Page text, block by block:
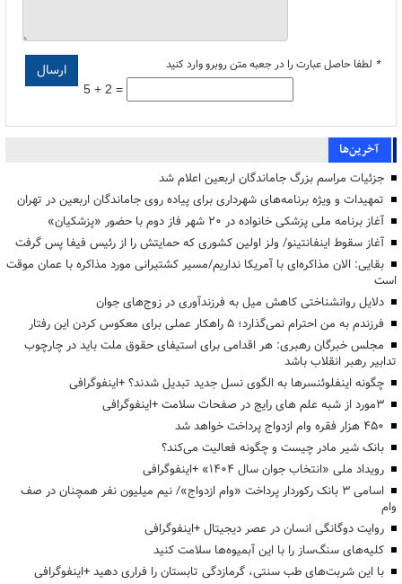
* لطفا حاصل عبارت را در جعبه متن روبرو وارد کنید
5 + 2 =
آخرین‌ها
جزئیات مراسم بزرگ جاماندگان اربعین اعلام شد
تمهیدات و ویژه برنامه‌های شهرداری برای پیاده روی جاماندگان اربعین در تهران
آغاز برنامه ملی پزشکی خانواده در ۲۰ شهر فاز دوم با حضور «پزشکیان»
آغاز سقوط اینفانتینو/ ولز اولین کشوری که حمایتش را از رئیس فیفا پس گرفت
بقایی: الان مذاکره‌ای با آمریکا نداریم/مسیر کشتیرانی مورد مذاکره با عمان موقت
است
دلایل روانشناختی کاهش میل به فرزندآوری در زوج‌های جوان
فرزندم به من احترام نمی‌گذارد؛ ۵ راهکار عملی برای معکوس کردن این رفتار
مجلس خبرگان رهبری: هر اقدامی برای استیفای حقوق ملت باید در چارچوب
تدابیر رهبر انقلاب باشد
چگونه اینفلوئنسرها به الگوی نسل جدید تبدیل شدند؟ +اینفوگرافی
3مورد از شبه علم های رایج در صفحات سلامت +اینفوگرافی
۴۵۰ هزار فقره وام ازدواج پرداخت خواهد شد
بانک شیر مادر چیست و چگونه فعالیت می‌کند؟
رویداد ملی «انتخاب جوان سال ۱۴۰۴» +اینفوگرافی
اسامی ۳ بانک رکوردار پرداخت «وام ازدواج»/ نیم میلیون نفر همچنان در صف
وام
روایت دوگانگی انسان در عصر دیجیتال +اینفوگرافی
کلیه‌های سنگ‌ساز را با این آبمیوه‌ها سلامت کنید
با این شربت‌های طب سنتی، گرمازدگی تابستان را فراری دهید +اینفوگرافی